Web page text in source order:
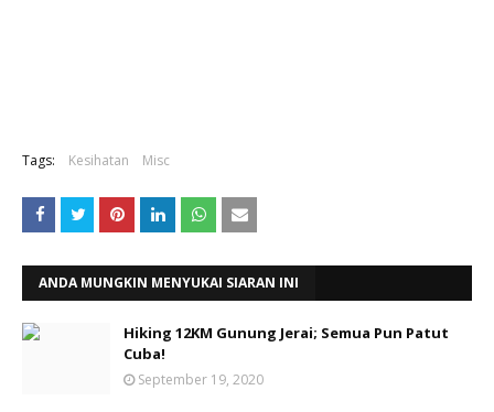
Tags: Kesihatan Misc
ANDA MUNGKIN MENYUKAI SIARAN INI
Hiking 12KM Gunung Jerai; Semua Pun Patut
Cuba!
September 19, 2020